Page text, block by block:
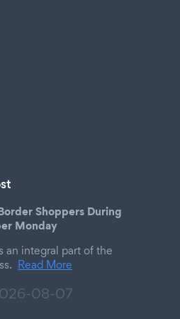
Shoppers During
Monday
an integral part of the
Read More
08-07